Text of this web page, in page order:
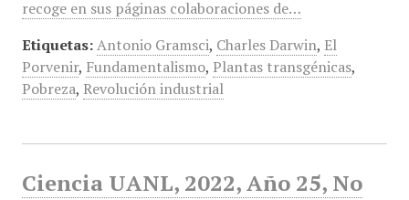
recoge en sus páginas colaboraciones de…
Etiquetas: Antonio Gramsci, Charles Darwin, El
Porvenir, Fundamentalismo, Plantas transgénicas,
Pobreza, Revolución industrial
Ciencia UANL, 2022, Año 25, No